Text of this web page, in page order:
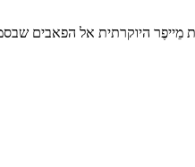
מֵייפֶר היוקרתית אל הפאבים